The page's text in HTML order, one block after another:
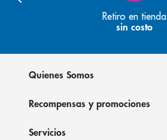
Retiro en tienda
sin costo
Quienes Somos
Recompensas y promociones
Servicios